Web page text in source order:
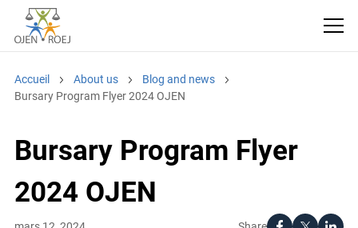
Accueil About us
Blog and news
Bursary Program Flyer 2024 OJEN
Bursary Program Flyer
2024 OJEN